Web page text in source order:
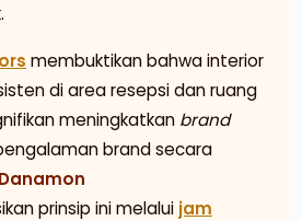
membuktikan bahwa interior
di area resepsi dan ruang
meningkatkan brand
brand secara
prinsip ini melalui jam